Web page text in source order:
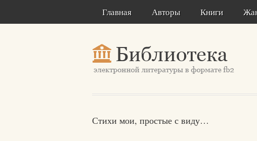
Главная Авторы Книги
Стихи мои, простые с виду…